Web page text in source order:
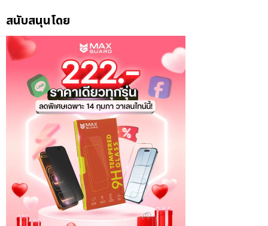
สนับสนุนโดย